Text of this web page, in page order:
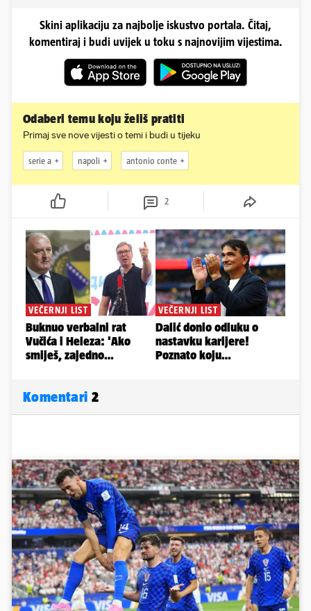
Skini aplikaciju za najbolje iskustvo portala. Čitaj,
komentiraj i budi uvijek u toku s najnovijim vijestima.
Odaberi temu koju želiš pratiti
Primaj sve nove vijesti o temi i budi u tijeku
serie a napoli antonio conte
2
Komentari 2